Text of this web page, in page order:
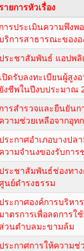
ายการหัวเรื่อง
การประเมินความพึงพ
ริการสาธารณะของ
ระชาสัมพันธ์ แอปพ
เปิดรับลงทะเบียนผู้สูง
ยังชีพในปีงบประมาณ
การสำรวจและยืนยันก
ความช่วยเหลือจากอุท
ระกาศอำเภอบางปล
ความจำนงของรับการ
ระชาสัมพันธ์ช่องทาง
นย์ดำรงธรรม
ระกาศองค์การบริหา
าตรการเพื่อลดการใ
ส่วนตำบลมะขามล้ม
ระกาศการให้ความ